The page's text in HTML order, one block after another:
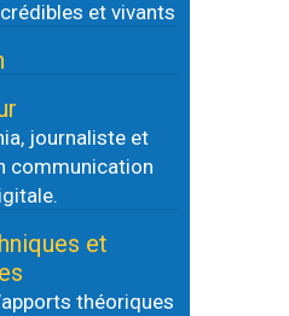
et vivants
journaliste et
communication
et
théoriques